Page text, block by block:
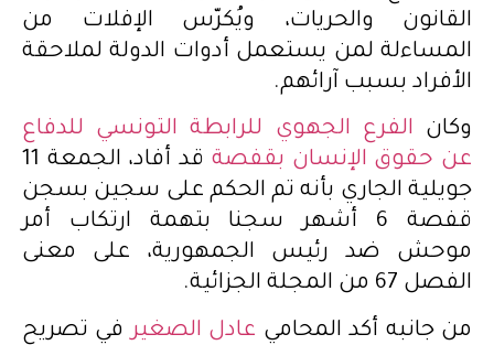
القانون والحريات، ويُكرّس الإفلات من
المساءلة لمن يستعمل أدوات الدولة لملاحقة
الأفراد بسبب آرائهم.
وكان الفرع الجهوي للرابطة التونسي للدفاع
عن حقوق الإنسان بقفصة
قد أفاد، الجمعة 11
جويلية الجاري بأنه تم الحكم على سجين بسجن
قفصة 6 أشهر سجنا بتهمة ارتكاب أمر
موحش ضد رئيس الجمهورية، على معنى
الفصل 67 من المجلة الجزائية.
من جانبه أكد المحامي عادل الصغيرفي تصريح